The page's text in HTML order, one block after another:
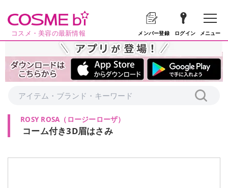
コスメ・美容の最新情報 メンバー登録 ログイン メニュー
ROSY ROSA（ ロージーローザ）
コーム付き3D眉はさみ